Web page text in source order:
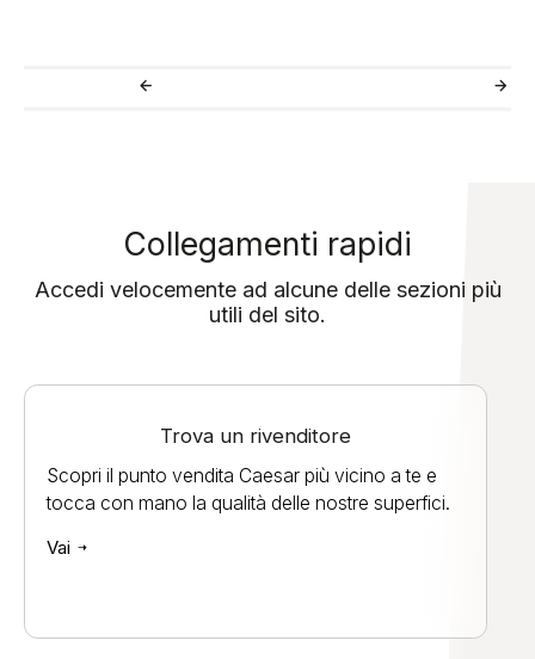
Collegamenti rapidi
Accedi velocemente ad alcune delle sezioni più
utili del sito.
Trova un rivenditore
Scopri il punto vendita Caesar più vicino a te e
tocca con mano la qualità delle nostre superfici.
Vai